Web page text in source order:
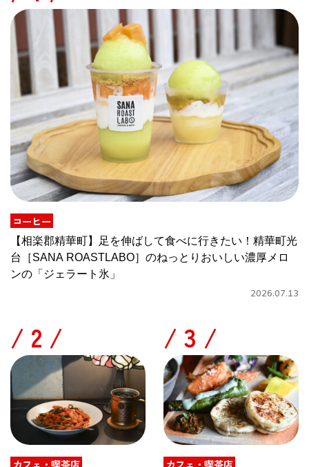
コーヒー
【相楽郡精華町】足を伸ばして食べに行きたい！精華町光
台［SANA ROASTLABO］のねっとりおいしい濃厚メロ
ンの「ジェラート氷」
2026.07.13
/ /